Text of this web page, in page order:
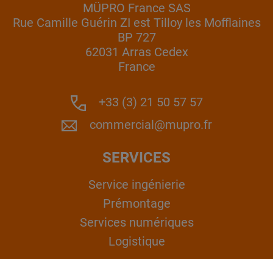
MÜPRO France SAS
Rue Camille Guérin ZI est Tilloy les Mofflaines
BP 727
62031 Arras Cedex
France
+33 (3) 21 50 57 57
commercial@mupro.fr
SERVICES
Service ingénierie
Prémontage
Services numériques
Logistique